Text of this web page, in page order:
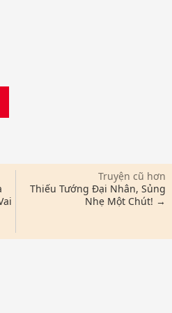
Truyện cũ hơn
Thiếu Tướng Đại Nhân, Sủng
Nhẹ Một Chút! →